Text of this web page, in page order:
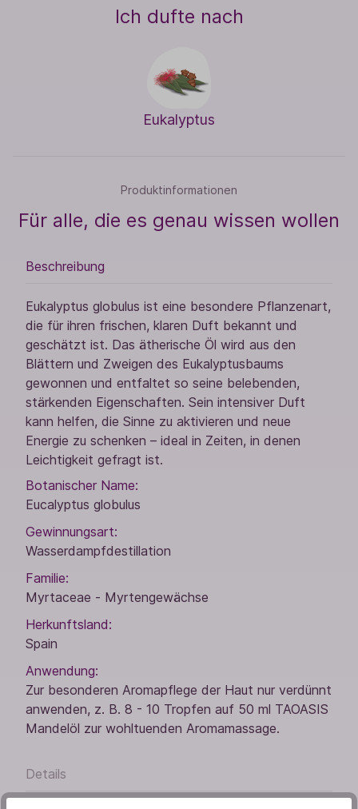
Ich dufte nach
Eukalyptus
Produktinformationen
Für alle, die es genau wissen wollen
Beschreibung
Eukalyptus globulus ist eine besondere Pflanzenart,
die für ihren frischen, klaren Duft bekannt und
geschätzt ist. Das ätherische Öl wird aus den
Blättern und Zweigen des Eukalyptusbaums
gewonnen und entfaltet so seine belebenden,
stärkenden Eigenschaften. Sein intensiver Duft
kann helfen, die Sinne zu aktivieren und neue
Energie zu schenken – ideal in Zeiten, in denen
Leichtigkeit gefragt ist.
Botanischer Name:
Eucalyptus globulus
Gewinnungsart:
Wasserdampfdestillation
Familie:
Myrtaceae - Myrtengewächse
Herkunftsland:
Spain
Anwendung:
Zur besonderen Aromapflege der Haut nur verdünnt
anwenden, z. B. 8 - 10 Tropfen auf 50 ml TAOASIS
Mandelöl zur wohltuenden Aromamassage.
Details